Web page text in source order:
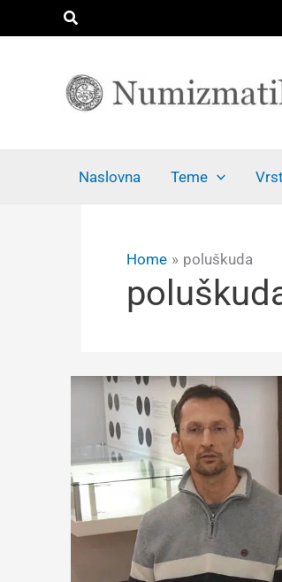
Search
Naslovna Teme
Home poluškuda